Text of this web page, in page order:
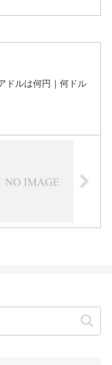
ドルは何円｜何ドル